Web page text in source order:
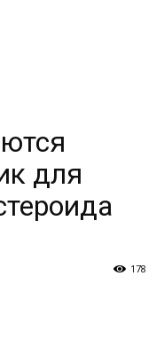
для
178